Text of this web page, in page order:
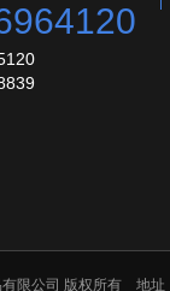
有限公司 版权所有 地